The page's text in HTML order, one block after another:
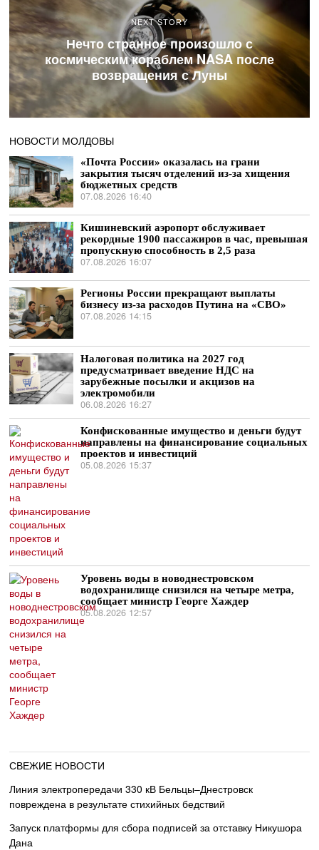
NEXT STORY
Нечто странное произошло с
космическим кораблем NASA после
возвращения с Луны
НОВОСТИ МОЛДОВЫ
«Почта России» оказалась на грани
закрытия тысяч отделений из-за хищения
бюджетных средств
07.08.2026 16:40
Кишиневский аэропорт обслуживает
рекордные 1900 пассажиров в час, превышая
пропускную способность в 2,5 раза
07.08.2026 16:07
Регионы России прекращают выплаты
бизнесу из-за расходов Путина на «СВО»
07.08.2026 14:15
Налоговая политика на 2027 год
предусматривает введение НДС на
зарубежные посылки и акцизов на
электромобили
06.08.2026 16:27
Конфискованные имущество и деньги будут
направлены на финансирование социальных
проектов и инвестиций
05.08.2026 15:37
Уровень воды в новоднестровском
водохранилище снизился на четыре метра,
сообщает министр Георге Хаждер
05.08.2026 12:57
СВЕЖИЕ НОВОСТИ
Линия электропередачи 330 кВ Бельцы–Днестровск
повреждена в результате стихийных бедствий
Запуск платформы для сбора подписей за отставку Никушора
Дана